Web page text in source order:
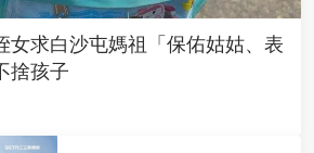
女求白沙屯媽祖「保佑姑姑、表
捨孩子